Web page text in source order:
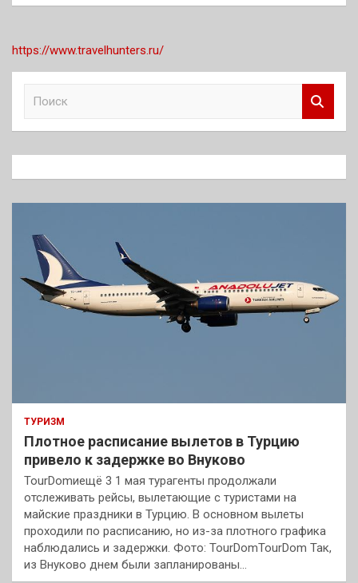
https://www.travelhunters.ru/
к
ТУРИЗМ
Плотное расписание вылетов в Турцию
привело к задержке во Внуково
TourDomиещё 3 1 мая турагенты продолжали
отслеживать рейсы, вылетающие с туристами на
майские праздники в Турцию. В основном вылеты
проходили по расписанию, но из-за плотного графика
наблюдались и задержки. Фото: TourDomTourDom Так,
из Внуково днем были запланированы…